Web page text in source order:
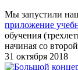
Мы запустили
приложение
обучения
начиная со
31 октября 2018